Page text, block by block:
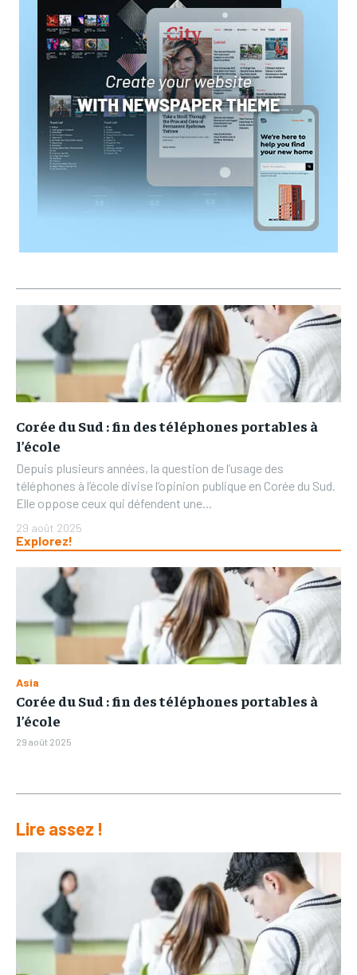
Corée du Sud : fin des téléphones portables à
l’école
Depuis plusieurs années, la question de l’usage des
téléphones à l’école divise l’opinion publique en Corée du Sud.
Elle oppose ceux qui défendent une...
29 août 2025
Explorez!
Asia
Corée du Sud : fin des téléphones portables à
l’école
29 août 2025
Lire assez !